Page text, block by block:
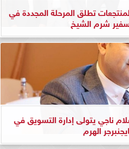
تطلق المرحلة المجددة في
شرم الشيخ
ناجي يتولى إدارة التسويق في
الهرم